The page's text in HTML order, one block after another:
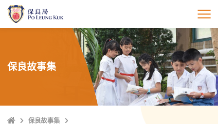
打
保良故事集
主
保良故事集